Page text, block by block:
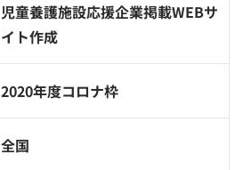
児童養護施設応援企業掲載WEBサ
イト作成
2020年度コロナ枠
全国